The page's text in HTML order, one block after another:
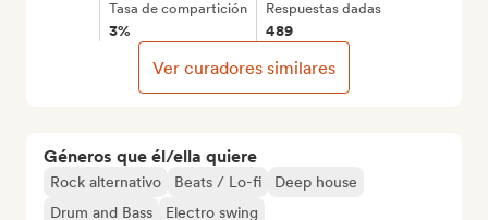
Géneros que él/ella quiere
Rock alternativo Beats / Lo-fi
Deep house
Drum and Bass
Electro swing
Tasa de compartición
3%
Respuestas dadas
489
Ver curadores similares